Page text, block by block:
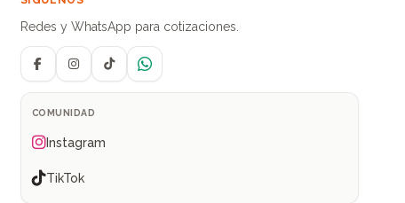
Redes y WhatsApp para cotizaciones.
FacebookInstagramTikTokWhatsApp
COMUNIDAD
Instagram
TikTok